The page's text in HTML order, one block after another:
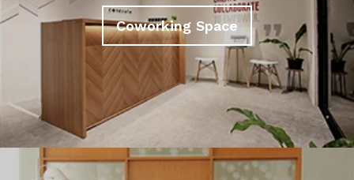
Coworking Space